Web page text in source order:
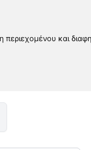
περιεχομένου και